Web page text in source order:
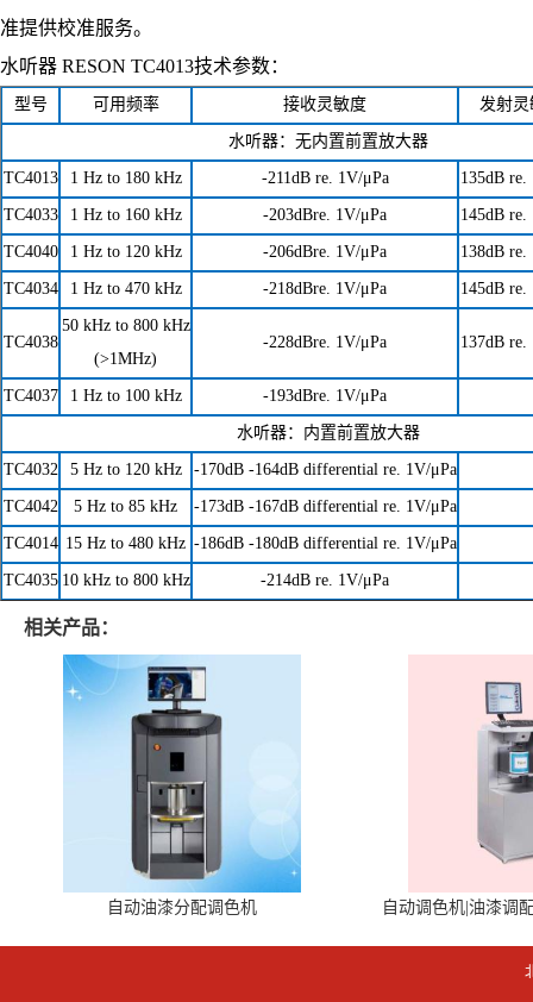
准提供校准服务。
水听器 RESON TC4013技术参数：
型号 可用频率 接收灵敏度 发射灵
水听器：无内置前置放大器
TC4013 1 Hz to 180 kHz -211dB re. 1V/μPa 135dB re.
TC4033 1 Hz to 160 kHz -203dBre. 1V/μPa 145dB re.
TC4040 1 Hz to 120 kHz -206dBre. 1V/μPa 138dB re.
TC4034 1 Hz to 470 kHz -218dBre. 1V/μPa 145dB re.
TC4038
50 kHz to 800 kHz
(>1MHz)
-228dBre. 1V/μPa 137dB re.
TC4037 1 Hz to 100 kHz -193dBre. 1V/μPa
水听器：内置前置放大器
TC4032 5 Hz to 120 kHz -170dB -164dB differential re. 1V/μPa
TC4042 5 Hz to 85 kHz -173dB -167dB differential re. 1V/μPa
TC4014 15 Hz to 480 kHz -186dB -180dB differential re. 1V/μPa
TC4035 10 kHz to 800 kHz -214dB re. 1V/μPa
相关产品：
自动油漆分配调色机 自动调色机|油漆调